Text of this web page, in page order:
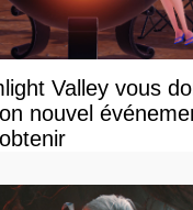
Valley vous
nouvel